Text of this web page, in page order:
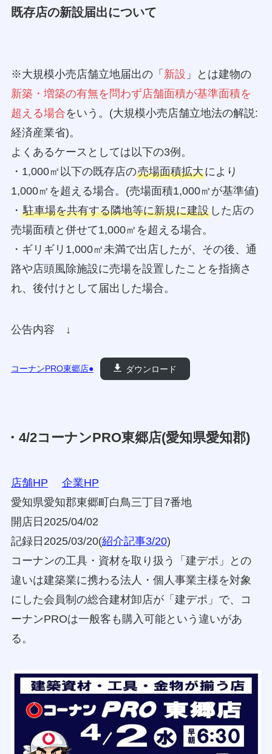
既存店の新設届出について
※大規模小売店舗立地届出の「 新設 」とは建物の
新築・増築の有無を問わず店舗面積が基準面積を
超える場合をいう。(大規模小売店舗立地法の解説:
経済産業省)。
よくあるケースとしては以下の3例。
・1,000㎡以下の既存店の売場面積拡大により
1,000㎡を超える場合。(売場面積1,000㎡が基準値)
・ 駐車場を共有する隣地等に新規に建設した店の
売場面積と併せて1,000㎡を超える場合。
・ギリギリ1,000㎡未満で出店したが、その後、通
路や店頭風除施設に売場を設置したことを指摘さ
れ、後付けとして届出した場合。
公告内容 ↓
コーナンPRO東郷店● ダウンロード
・4/2コーナンPRO東郷店(愛知県愛知郡)
店舗HP
企業HP
愛知県愛知郡東郷町白鳥三丁目7番地
開店日2025/04/02
記録日2025/03/20(紹介記事3/20)
コーナンの工具・資材を取り扱う「建デポ」との
違いは建築業に携わる法人・個人事業主様を対象
にした会員制の総合建材卸店が「建デポ」で、コ
ーナンPROは一般客も購入可能という違いがあ
る。